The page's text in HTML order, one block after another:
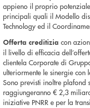
appieno il proprio
principali quali il Modello
Technology ed il
Offerta creditizia con
il livello di efficacia
clientela Corporate di
ulteriormente le sinergie con
Sono previsti inoltre plafond
raggiungeranno € 2,3
iniziative PNRR e per la